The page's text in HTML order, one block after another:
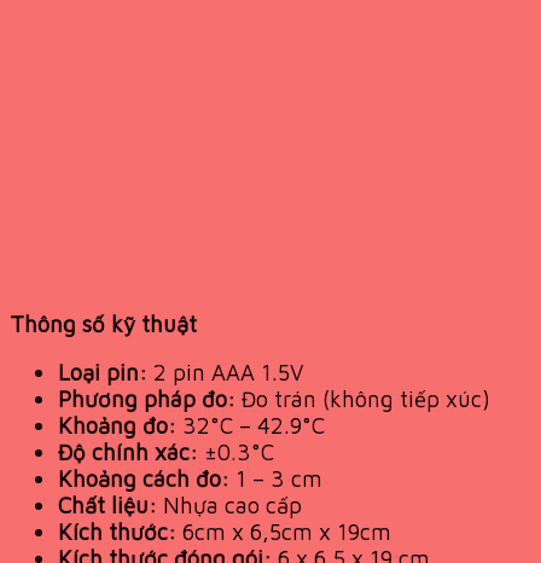
Thông số kỹ thuật
Loại pin: 2 pin AAA 1.5V
Phương pháp đo: Đo trán (không tiếp xúc)
Khoảng đo: 32°C – 42.9°C
Độ chính xác: ±0.3°C
Khoảng cách đo: 1 – 3 cm
Chất liệu: Nhựa cao cấp
Kích thước: 6cm x 6,5cm x 19cm